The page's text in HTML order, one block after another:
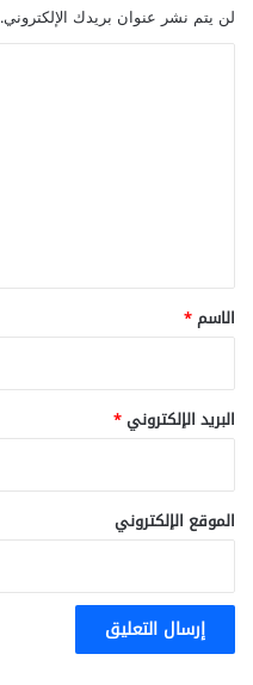
لن يتم نشر عنوان بريدك الإلكتروني.
*
الاسم*
البريد الإلكتروني*
الموقع الإلكتروني